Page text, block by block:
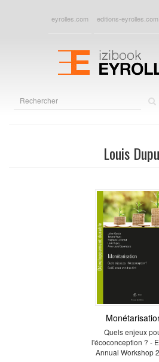
eyrolles.com editions-eyrolles.com
Louis
Quels enjeux
l'écoconception ? -
Annual Workshop